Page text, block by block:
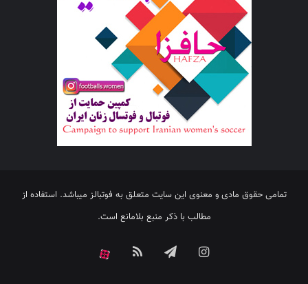
تمامی حقوق مادی و معنوی این سایت متعلق به فوتبالز میباشد. استفاده از
مطالب با ذکر منبع بلامانع است.
اینستاگرامتلگرام خوراک